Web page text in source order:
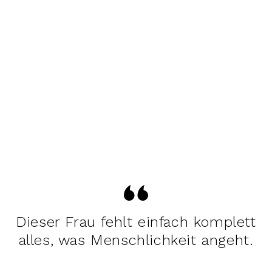
Dieser Frau fehlt einfach komplett
alles, was Menschlichkeit angeht.